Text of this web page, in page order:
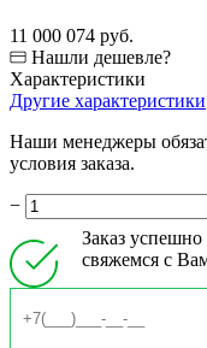
11 000 074 руб.
Нашли дешевле?
Характеристики
Другие характеристики
Наши менеджеры
условия заказа.
−
Заказ
свяжемся с